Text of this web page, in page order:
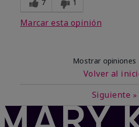
7 1
Marcar esta opinión
Mostrar opiniones
Volver al
Siguiente »